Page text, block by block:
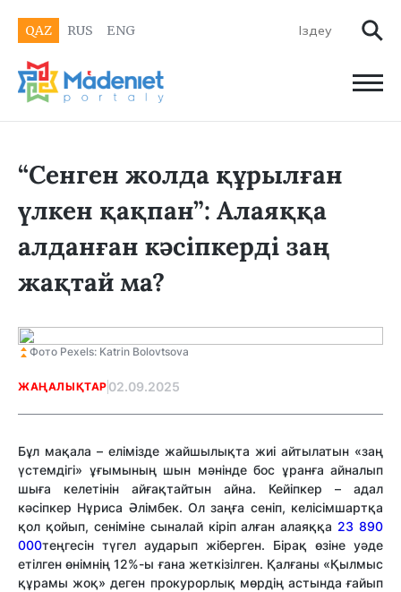
QAZ RUS ENG
“Сенген жолда құрылған
үлкен қақпан”: Алаяққа
алданған кәсіпкерді заң
жақтай ма?
Фото Pexels: Katrin Bolovtsova
ЖАҢАЛЫҚТАР 02.09.2025
Бұл мақала – елімізде жайшылықта жиі айтылатын «заң
үстемдігі» ұғымының шын мәнінде бос ұранға айналып
шыға келетінін айғақтайтын айна. Кейіпкер – адал
кәсіпкер Нұриса Әлімбек. Ол заңға сеніп, келісімшартқа
қол қойып, сеніміне сыналай кіріп алған алаяққа 23 890
000теңгесін түгел аударып жіберген. Бірақ өзіне уәде
етілген өнімнің 12%-ы ғана жеткізілген. Қалғаны «Қылмыс
құрамы жоқ» деген прокурорлық мөрдің астында ғайып